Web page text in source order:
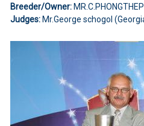
Breeder/Owner:
Judges:Mr.George schogol